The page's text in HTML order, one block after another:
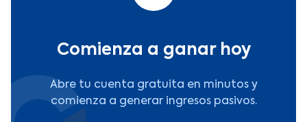
Comienza a ganar hoy
Abre tu cuenta gratuita en minutos y
comienza a generar ingresos pasivos.